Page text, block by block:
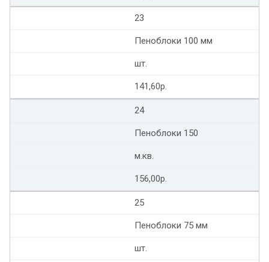
23
Пеноблоки 100 мм
шт.
141,60р.
24
Пеноблоки 150
м.кв.
156,00р.
25
Пеноблоки 75 мм
шт.